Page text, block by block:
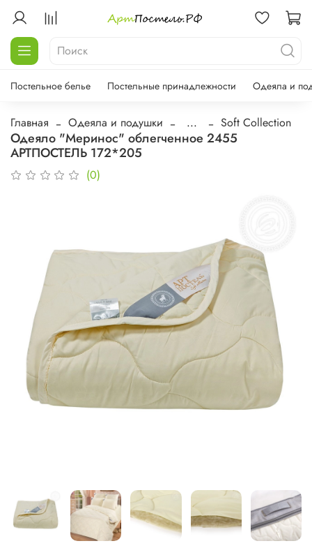
Постельное белье Постельные принадлежности Одеяла и
Главная Одеяла и подушки ... Soft Collection
Одеяло "Меринос" облегченное 2455
АРТПОСТЕЛЬ 172*205
(0)